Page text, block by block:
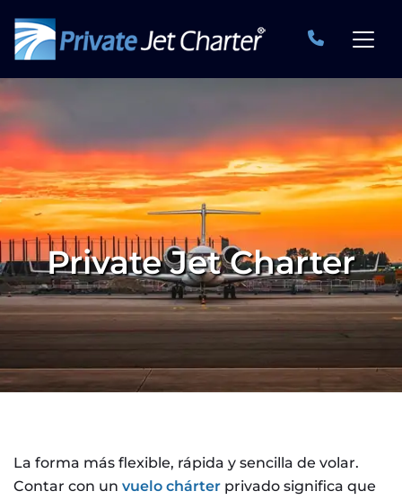
Private Jet Charter
La forma más flexible, rápida y sencilla de volar.
Contar con un vuelo chárter privado significa que